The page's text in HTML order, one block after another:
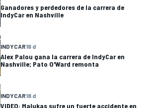
Ganadores y perdedores de la carrera de
IndyCar en Nashville
INDYCAR16 d
Alex Palou gana la carrera de IndyCar en
Nashville; Pato O'Ward remonta
INDYCAR18 d
VIDEO: Malukas sufre un fuerte accidente en